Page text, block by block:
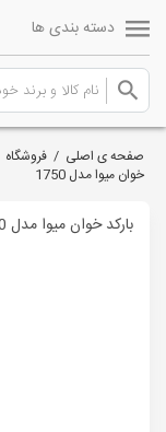
دسته بندی ها
صفحه ی اصلی / فروشگاه
خوان میوا مدل 1750
بارکد خوان میوا مدل 1750